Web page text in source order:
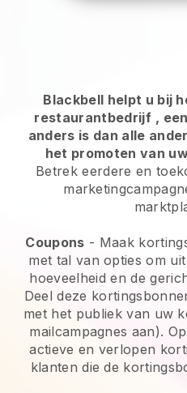
Blackbell helpt u bij
restaurantbedrijf ,
anders is dan alle
het promoten van
Betrek eerdere en
Coupons - Maak
met tal van opties om
hoeveelheid en de
Deel deze
met het publiek van uw
mailcampagnes aan).
actieve en verlopen
klanten die de